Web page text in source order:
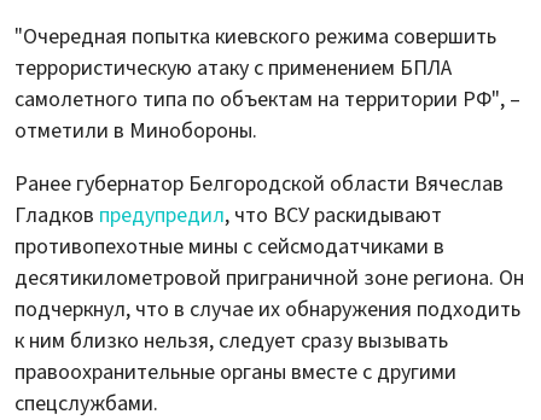
"Очередная попытка киевского режима совершить
террористическую атаку c применением БПЛА
самолетного типа по объектам на территории РФ", –
отметили в Минобороны.
Ранее губернатор Белгородской области Вячеслав
Гладков предупредил, что ВСУ раскидывают
противопехотные мины с сейсмодатчиками в
десятикилометровой приграничной зоне региона. Он
подчеркнул, что в случае их обнаружения подходить
к ним близко нельзя, следует сразу вызывать
правоохранительные органы вместе с другими
спецслужбами.